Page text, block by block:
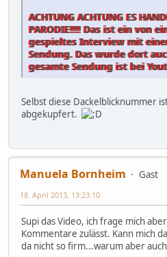
ACHTUNG ACHTUNG ES
PARODIE!!!! Das ist ein von
gespieltes Interview mit
Sendung. Das wurde dort
gesamte Sendung ist bei
Selbst diese Dackelblicknummer
abgekupfert.
Manuela Bornheim
Gast
18. April 2013, 13:23:10
Supi das Video, ich frage mich
Kommentare zulässt. Kann mich
da nicht so firm...warum aber